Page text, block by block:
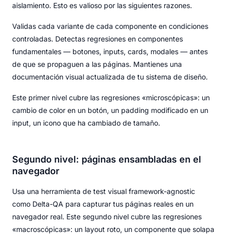
aislamiento. Esto es valioso por las siguientes razones.
Validas cada variante de cada componente en condiciones
controladas. Detectas regresiones en componentes
fundamentales — botones, inputs, cards, modales — antes
de que se propaguen a las páginas. Mantienes una
documentación visual actualizada de tu sistema de diseño.
Este primer nivel cubre las regresiones «microscópicas»: un
cambio de color en un botón, un padding modificado en un
input, un icono que ha cambiado de tamaño.
Segundo nivel: páginas ensambladas en el
navegador
Usa una herramienta de test visual framework-agnostic
como Delta-QA para capturar tus páginas reales en un
navegador real. Este segundo nivel cubre las regresiones
«macroscópicas»: un layout roto, un componente que solapa